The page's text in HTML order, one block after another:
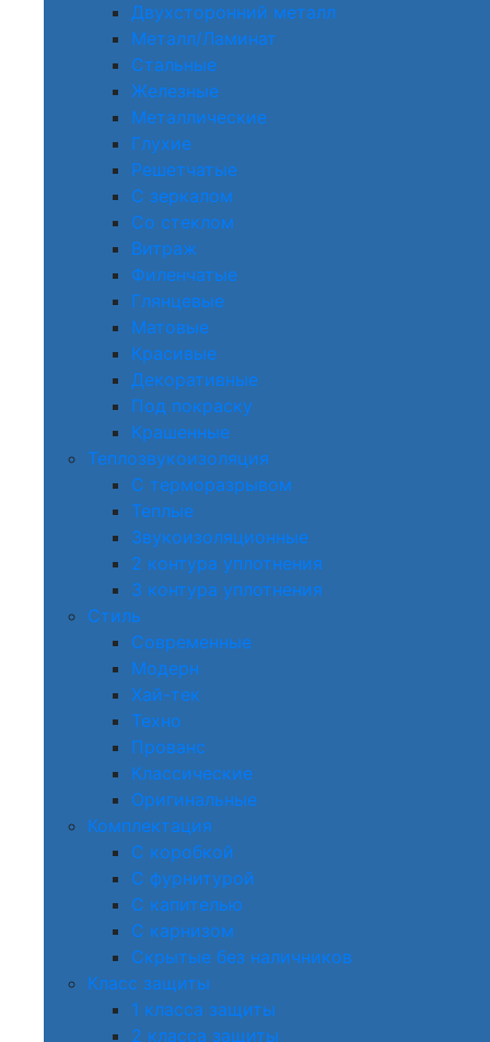
Двухсторонний металл
Металл/Ламинат
Стальные
Железные
Металлические
Глухие
Решетчатые
С зеркалом
Со стеклом
Витраж
Филенчатые
Глянцевые
Матовые
Красивые
Декоративные
Под покраску
Крашенные
Теплозвукоизоляция
С терморазрывом
Теплые
Звукоизоляционные
2 контура уплотнения
3 контура уплотнения
Стиль
Современные
Модерн
Хай-тек
Техно
Прованс
Классические
Оригинальные
Комплектация
С коробкой
С фурнитурой
С капителью
С карнизом
Скрытые без наличников
Класс защиты
1 класса защиты
2 класса защиты